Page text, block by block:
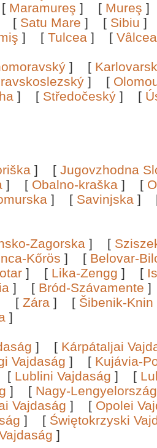
[ Maramureş ] [ Mureş
[ Satu Mare ] [ Sibiu
] [ Tulcea ] [
] [
] [
] [ Středočeský ] [
] [ Jugovzhodna
] [ Obalno-kraška ] [
] [ Savinjska ]
Zagorska ] [
Kőrös ] [ Belovar-
] [ Lika-Zengg ] [
] [ Bród-Szávamente
[ Zára ] [ Šibenik-Knin
]
] [ Kárpátaljai
Vajdaság ] [ Kujávia-
[ Lublini Vajdaság ] [
] [ Nagy-
Vajdaság ] [ Opolei
] [ Świętokrzyski
]